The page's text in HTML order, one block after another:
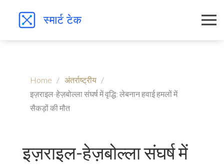
Home
अंतर्राष्ट्रीय
इज़राइल-हेज़बोल्ला संघर्ष में वृद्धि: लेबनान हवाई हमलों में
सैकड़ों की मौत
इज़राइल-हेज़बोल्ला संघर्ष में